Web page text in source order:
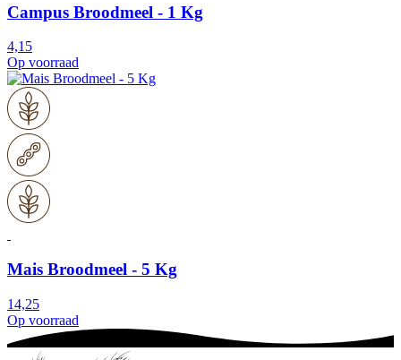
Campus Broodmeel - 1 Kg
4,15
Op voorraad
Mais Broodmeel - 5 Kg
14,25
Op voorraad